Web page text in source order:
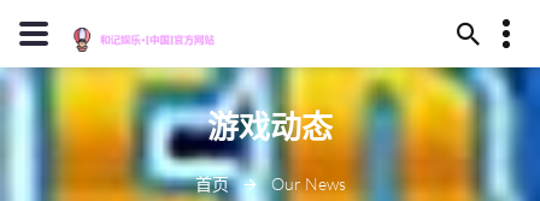
13659630023
安庆市卫煮丛林324号
J909@baidu.ag
游戏动态
首页 Our News